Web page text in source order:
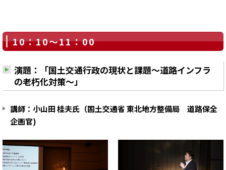
10：10～11：00
演題：「国土交通行政の現状と課題～道路インフラ
の老朽化対策～」
講師：小山田 桂夫氏（国土交通省 東北地方整備局 道路保全
企画官)